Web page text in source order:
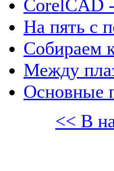
CorelCAD
На пять с
Собираем
Между
Основные
<< В